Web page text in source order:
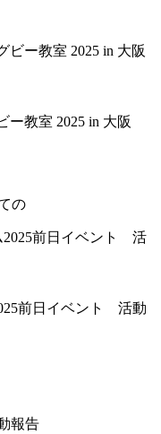
ー教室 2025 in 大阪
の
前日イベント 活動